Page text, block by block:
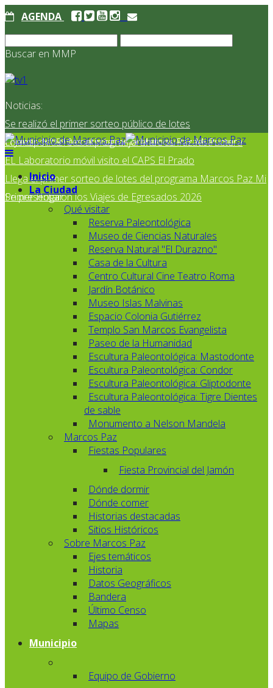
AGENDA
Buscar en MMP
Noticias:
Se realizó el primer sorteo público de lotes
correspondientes al programa Marcos Paz Mi Primer
El Jardín N° 910 continúa mejorando su infraestructura
EL Laboratorio móvil visito el CAPS El Prado
Llega el primer sorteo de lotes del programa Marcos Paz Mi
Primer Hogar
Se presentaron los Viajes de Egresados 2026
Inicio
La Ciudad
Qué visitar
Reserva Paleontológica
Museo de Ciencias Naturales
Reserva Natural "El Durazno"
Casa de la Cultura
Centro Cultural Cine Teatro Roma
Jardín Botánico
Museo Islas Malvinas
Espacio Colonia Gutiérrez
Templo San Marcos Evangelista
Paseo de la Humanidad
Escultura Paleontológica: Mastodonte
Escultura Paleontológica: Condor
Escultura Paleontológica: Gliptodonte
Escultura Paleontológica: Tigre Dientes
de sable
Monumento a Nelson Mandela
Marcos Paz
Fiestas Populares
Fiesta Provincial del Jamón
Dónde dormir
Dónde comer
Historias destacadas
Sitios Históricos
Sobre Marcos Paz
Ejes temáticos
Historia
Datos Geográficos
Bandera
Último Censo
Mapas
Municipio
Equipo de Gobierno